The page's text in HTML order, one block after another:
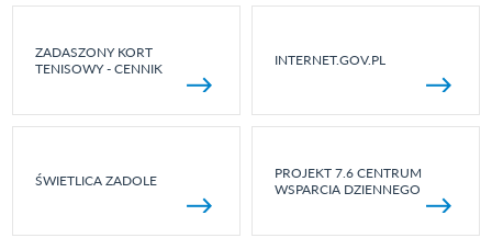
ZADASZONY KORT
TENISOWY - CENNIK
INTERNET.GOV.PL
ŚWIETLICA ZADOLE
PROJEKT 7.6 CENTRUM
WSPARCIA DZIENNEGO